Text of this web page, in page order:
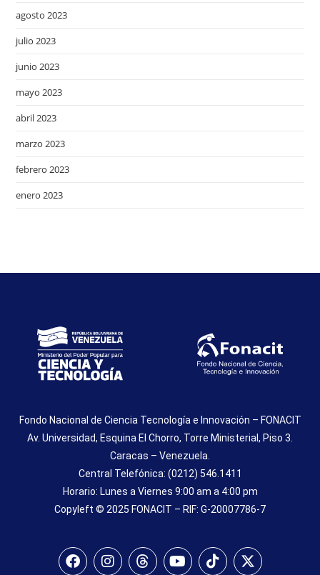
agosto 2023
julio 2023
junio 2023
mayo 2023
abril 2023
marzo 2023
febrero 2023
enero 2023
Fondo Nacional de Ciencia Tecnología e Innovación – FONACIT
Av. Universidad, Esquina El Chorro, Torre Ministerial, Piso 3.
Caracas – Venezuela.
Central Telefónica: (0212) 546.1411
Horario: Lunes a Viernes 9:00 am a 4:00 pm
Copyleft © 2025 FONACIT – RIF: G-20007786-7